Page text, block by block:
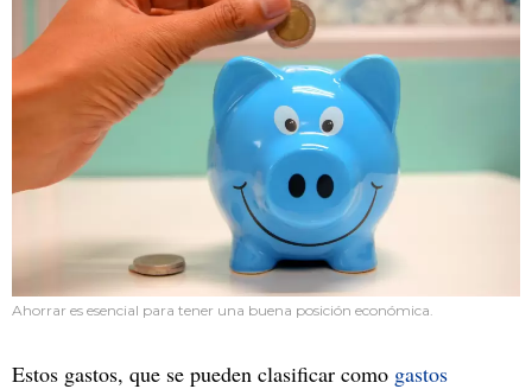
Ahorrar es esencial para tener una buena posición económica.
Estos gastos, que se pueden clasificar como gastos